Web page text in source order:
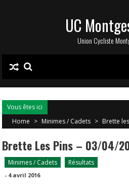
UC
Union Cycliste
Vous êtes ici
Home > Minimes / Cadets > Brette
Brette Les Pins – 03/04/
Minimes / Cadets Résultats
- 4 avril 2016